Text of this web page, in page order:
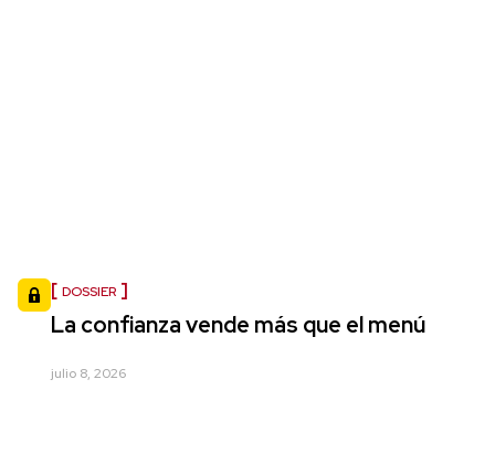
DOSSIER
La confianza vende más que el menú
julio 8, 2026